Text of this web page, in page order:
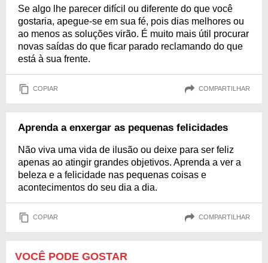
Se algo lhe parecer difícil ou diferente do que você
gostaria, apegue-se em sua fé, pois dias melhores ou
ao menos as soluções virão. É muito mais útil procurar
novas saídas do que ficar parado reclamando do que
está à sua frente.
COPIAR COMPARTILHAR
Aprenda a enxergar as pequenas felicidades
Não viva uma vida de ilusão ou deixe para ser feliz
apenas ao atingir grandes objetivos. Aprenda a ver a
beleza e a felicidade nas pequenas coisas e
acontecimentos do seu dia a dia.
COPIAR COMPARTILHAR
VOCÊ PODE GOSTAR